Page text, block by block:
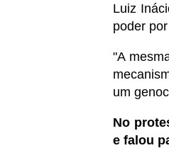
​Luiz
poder
"A
um
​No
e falou